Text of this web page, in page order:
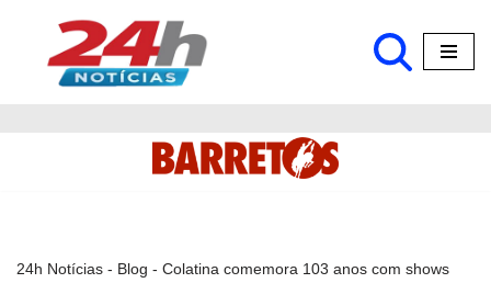
Pular
24h Notícias - Blog - Colatina comemora 103 anos com shows